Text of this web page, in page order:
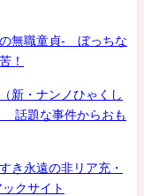
無職童貞- ぼっちな
！
新・ナンノひゃくし
話題な事件からおも
き永遠の非リア充・
クサイト